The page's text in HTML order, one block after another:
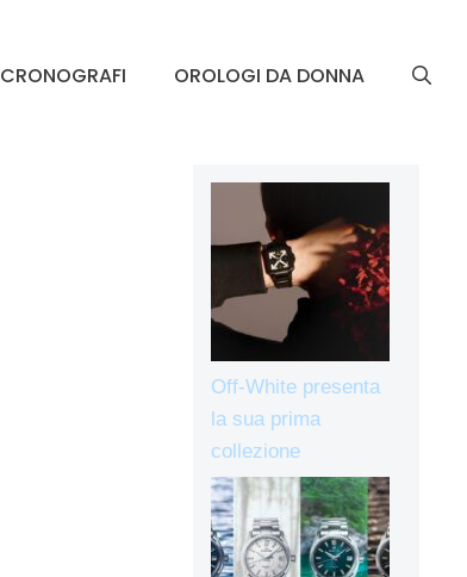
CRONOGRAFI OROLOGI DA DONNA
Off-White presenta
la sua prima
collezione